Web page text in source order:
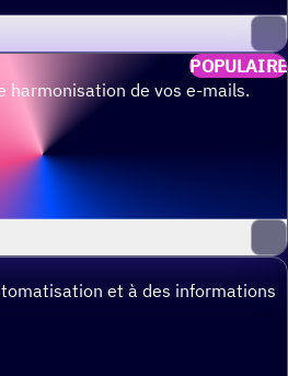
POPULAIRE
harmonisation de vos e-mails.
et à des informations